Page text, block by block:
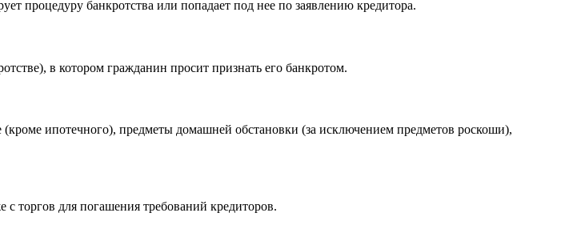
процедуру банкротства или попадает под нее по заявлению кредитора.
в котором гражданин просит признать его банкротом.
ипотечного), предметы домашней обстановки (за исключением предметов роскоши),
торгов для погашения требований кредиторов.